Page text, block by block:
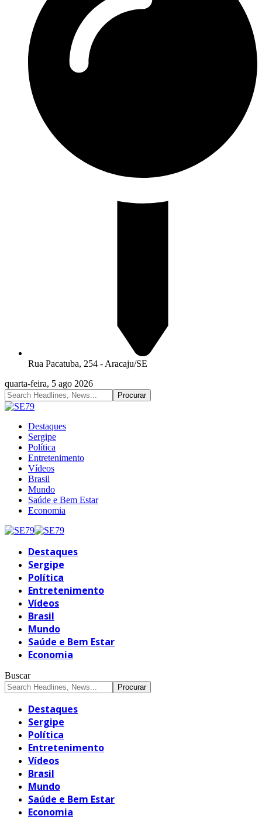
Rua Pacatuba, 254 - Aracaju/SE
quarta-feira, 5 ago 2026
Destaques
Sergipe
Política
Entretenimento
Vídeos
Brasil
Mundo
Saúde e Bem Estar
Economia
Destaques
Sergipe
Política
Entretenimento
Vídeos
Brasil
Mundo
Saúde e Bem Estar
Economia
Buscar
Destaques
Sergipe
Política
Entretenimento
Vídeos
Brasil
Mundo
Saúde e Bem Estar
Economia